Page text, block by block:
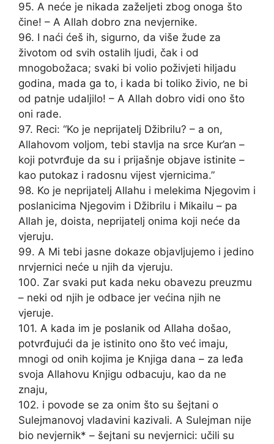
95. A neće je nikada zaželjeti zbog onoga što
čine! – A Allah dobro zna nevjernike.
96. I naći ćeš ih, sigurno, da više žude za
životom od svih ostalih ljudi, čak i od
mnogobožaca; svaki bi volio poživjeti hiljadu
godina, mada ga to, i kada bi toliko živio, ne bi
od patnje udaljilo! – A Allah dobro vidi ono što
oni rade.
97. Reci: “Ko je neprijatelj Džibrilu? – a on,
Allahovom voljom, tebi stavlja na srce Kur’an –
koji potvrđuje da su i prijašnje objave istinite –
kao putokaz i radosnu vijest vjernicima.”
98. Ko je neprijatelj Allahu i melekima Njegovim i
poslanicima Njegovim i Džibrilu i Mikailu – pa
Allah je, doista, neprijatelj onima koji neće da
vjeruju.
99. A Mi tebi jasne dokaze objavljujemo i jedino
nrvjernici neće u njih da vjeruju.
100. Zar svaki put kada neku obavezu preuzmu
– neki od njih je odbace jer većina njih ne
vjeruje.
101. A kada im je poslanik od Allaha došao,
potvrđujući da je istinito ono što već imaju,
mnogi od onih kojima je Knjiga dana – za leđa
svoja Allahovu Knjigu odbacuju, kao da ne
znaju,
102. i povode se za onim što su šejtani o
Sulejmanovoj vladavini kazivali. A Sulejman nije
bio nevjernik* – šejtani su nevjernici: učili su